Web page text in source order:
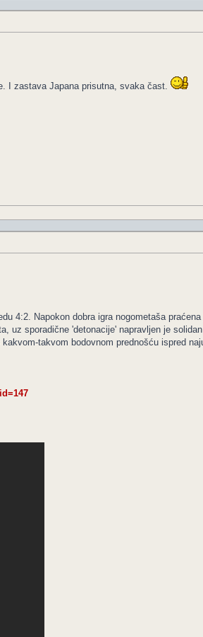
I zastava Japana prisutna, svaka čast.
4:2. Napokon dobra igra nogometaša
uz sporadične 'detonacije' napravljen je
takvom bodovnom prednošću ispred